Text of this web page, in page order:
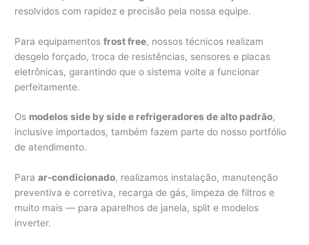
resolvidos com rapidez e precisão pela nossa equipe.
Para equipamentosfrost free, nossos técnicos realizam
desgelo forçado, troca de resistências, sensores e placas
eletrônicas, garantindo que o sistema volte a funcionar
perfeitamente.
Os modelos side by side e refrigeradores de alto padrão,
inclusive importados, também fazem parte do nosso portfólio
de atendimento.
Paraar-condicionado, realizamos instalação, manutenção
preventiva e corretiva, recarga de gás, limpeza de filtros e
muito mais — para aparelhos de janela, split e modelos
inverter.